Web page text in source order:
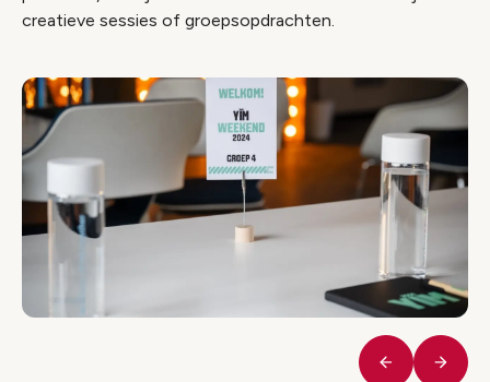
creatieve sessies of groepsopdrachten.
Vorige